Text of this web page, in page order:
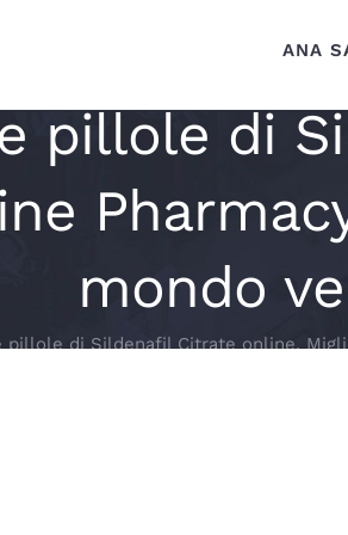
ANA
pillole di
mondo
pillole di Sildenafil Citrate online.